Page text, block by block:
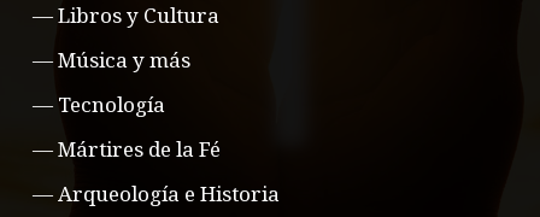
—Libros y Cultura
—Música y más
— Tecnología
—Mártires de la Fé
—Arqueología e Historia